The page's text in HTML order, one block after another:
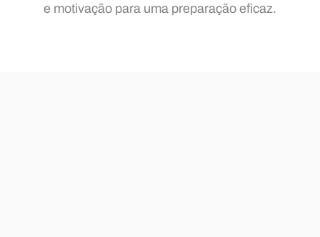
e motivação para uma preparação eficaz.